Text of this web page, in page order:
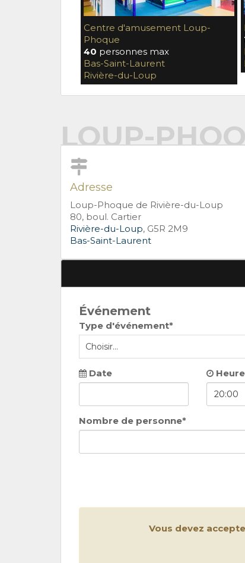
Centre d'amusement Loup-
Phoque
40 personnes max
Bas-Saint-Laurent
Rivière-du-Loup
LOUP-
Adresse
Loup-Phoque de Rivière-du-Loup
80, boul. Cartier
Rivière-du-Loup, G5R 2M9
Bas-Saint-Laurent
Événement
Type d'événement*
Date Heure
Nombre de personne*
Vous devez